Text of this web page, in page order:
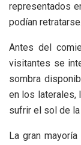
representados
podían retratarse.
Antes del
visitantes se
sombra
en los laterales,
sufrir el sol de
La gran